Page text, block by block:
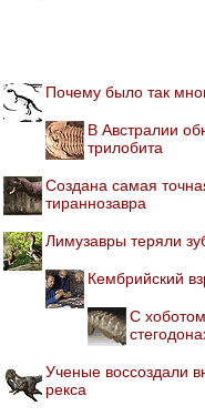
Почему было так
В Австралии
трилобита
Создана самая
тираннозавра
Лимузавры теряли
Кембрийский
С
Ученые воссоздали
рекса